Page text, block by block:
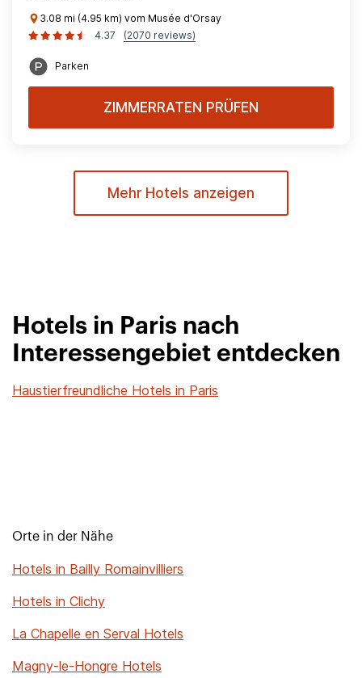
3.08 mi (4.95 km) vom Musée d'Orsay
4.37
(2070 reviews)
Parken
ZIMMERRATEN PRÜFEN
Mehr Hotels anzeigen
Hotels in Paris nach
Interessengebiet entdecken
Haustierfreundliche Hotels in Paris
Orte in der Nähe
Hotels in Bailly Romainvilliers
Hotels in Clichy
La Chapelle en Serval Hotels
Magny-le-Hongre Hotels